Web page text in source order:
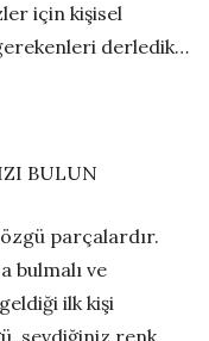
için kişisel
derledik…
BULUN
parçalardır.
bulmalı ve
ilk kişi
sevdiğiniz renk,